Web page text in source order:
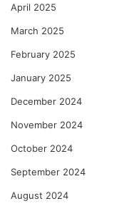
April 2025
March 2025
February 2025
January 2025
December 2024
November 2024
October 2024
September 2024
August 2024